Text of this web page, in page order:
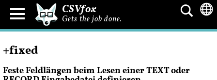
CSVfox
Gets the job done.
+fixed
Feste Feldlängen beim Lesen einer TEXT oder